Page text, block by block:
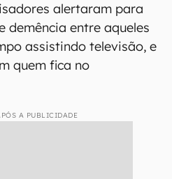
alertaram para
demência entre aqueles
assistindo televisão, e
quem fica no
A PUBLICIDADE